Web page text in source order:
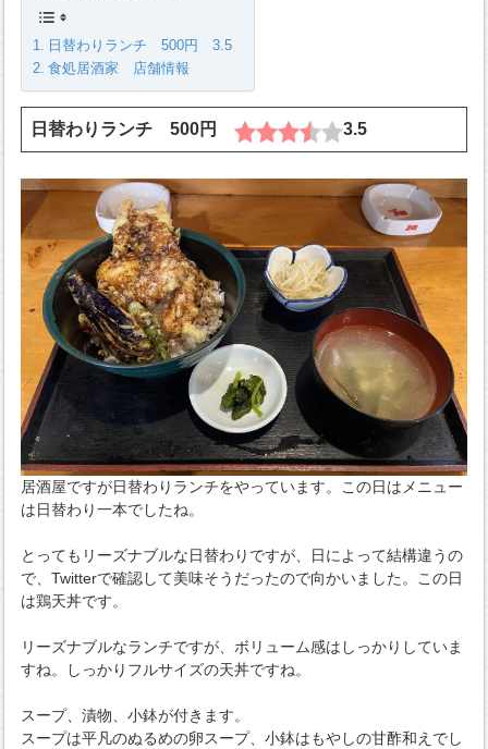
日替わりランチ 500円 3.5
食処居酒家 店舗情報
日替わりランチ 500円 3.5
居酒屋ですが日替わりランチをやっています。この日はメニュー
は日替わり一本でしたね。
とってもリーズナブルな日替わりですが、日によって結構違うの
で、Twitterで確認して美味そうだったので向かいました。この日
は鶏天丼です。
リーズナブルなランチですが、ボリューム感はしっかりしていま
すね。しっかりフルサイズの天丼ですね。
スープ、漬物、小鉢が付きます。
スープは平凡のぬるめの卵スープ、小鉢はもやしの甘酢和えでし